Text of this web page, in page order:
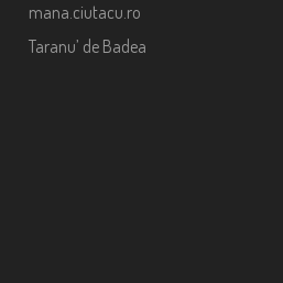
mana.ciutacu.ro
Taranu’ de Badea